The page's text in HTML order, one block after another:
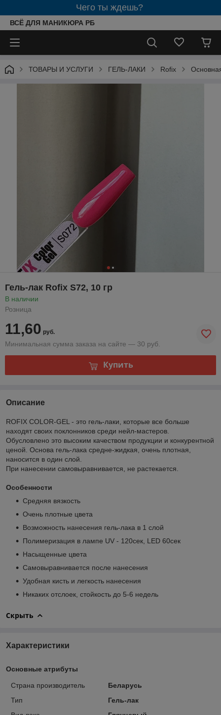
Чего ты ждешь?
ВСЁ ДЛЯ МАНИКЮРА РБ
ТОВАРЫ И УСЛУГИ ГЕЛЬ-ЛАКИ Rofix
Гель-лак Rofix S72, 10 гр
В наличии
Розница
11,60 руб.
Минимальная сумма заказа на сайте — 30 руб.
Купить
Описание
ROFIX COLOR-GEL - это гель-лаки, которые все больше
находят своих поклонников среди нейл-мастеров.
Обусловлено это высоким качеством продукции и конкурентной
ценой. Основа гель-лака средне-жидкая, очень плотная,
наносится в один слой.
При нанесении самовыравнивается, не растекается.
Особенности
Средняя вязкость
Очень плотные цвета
Возможность нанесения гель-лака в 1 слой
Полимеризация в лампе UV - 120сек, LED 60сек
Насыщенные цвета
Самовыравнивается после нанесения
Удобная кисть и легкость нанесения
Никаких отслоек, стойкость до 5-6 недель
Скрыть
Характеристики
Основные атрибуты
Страна производитель
Беларусь
Тип
Гель-лак